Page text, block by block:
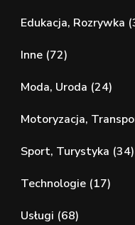
Edukacja, Rozrywka
Inne (72)
Moda, Uroda (24)
Motoryzacja,
Sport, Turystyka (34)
Technologie (17)
Usługi (68)